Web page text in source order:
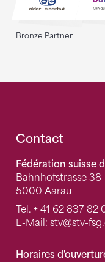
Bronze Partner
Fusszeile
Contact
Fédération suisse
Bahnhofstrasse 38
5000 Aarau
Tel. + 41 62 837 82
E-Mail: stv@stv-
Horaires